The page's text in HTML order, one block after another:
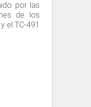
por las
de los
el TC-491